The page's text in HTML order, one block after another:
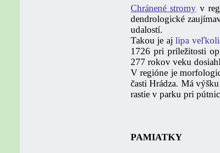
Chránené stromy v
dendrologické
udalostí.
Takou je ajlipa
1726 pri príležitosti
277 rokov veku
V regióne je
časti Hrádza. Má
rastie v parku pri
PAMIATKY